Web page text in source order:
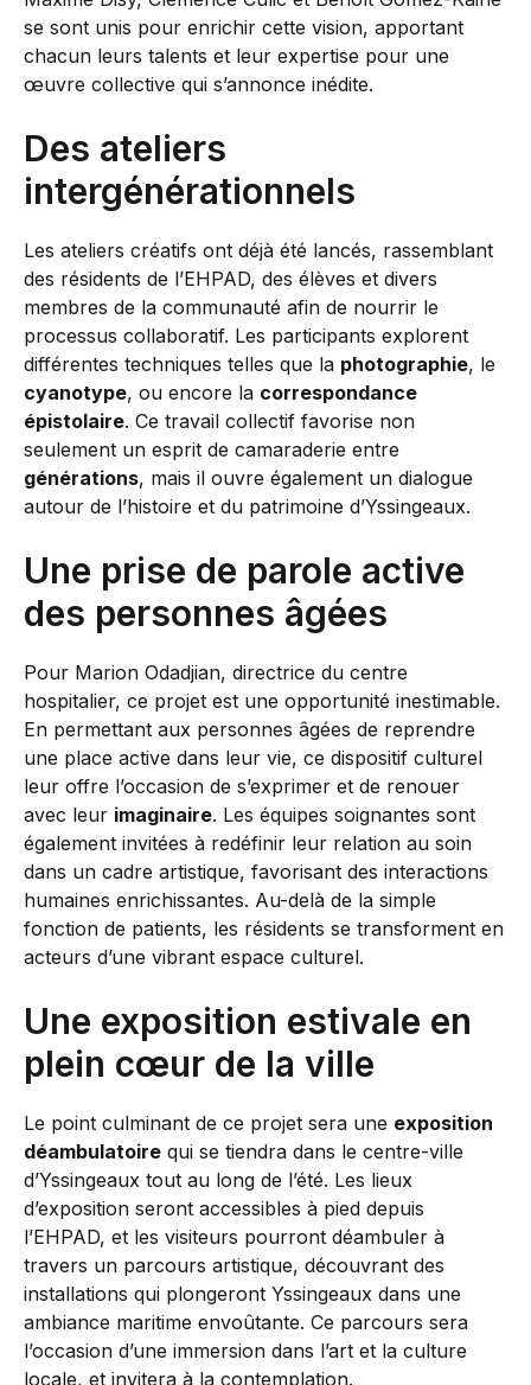
se sont unis pour enrichir cette vision, apportant
chacun leurs talents et leur expertise pour une
œuvre collective qui s’annonce inédite.
Des ateliers
intergénérationnels
Les ateliers créatifs ont déjà été lancés, rassemblant
des résidents de l’EHPAD, des élèves et divers
membres de la communauté afin de nourrir le
processus collaboratif. Les participants explorent
différentes techniques telles que la photographie, le
cyanotype, ou encore la correspondance
épistolaire. Ce travail collectif favorise non
seulement un esprit de camaraderie entre
générations, mais il ouvre également un dialogue
autour de l’histoire et du patrimoine d’Yssingeaux.
Une prise de parole active
des personnes âgées
Pour Marion Odadjian, directrice du centre
hospitalier, ce projet est une opportunité inestimable.
En permettant aux personnes âgées de reprendre
une place active dans leur vie, ce dispositif culturel
leur offre l’occasion de s’exprimer et de renouer
avec leur imaginaire. Les équipes soignantes sont
également invitées à redéfinir leur relation au soin
dans un cadre artistique, favorisant des interactions
humaines enrichissantes. Au-delà de la simple
fonction de patients, les résidents se transforment en
acteurs d’une vibrant espace culturel.
Une exposition estivale en
plein cœur de la ville
Le point culminant de ce projet sera une exposition
déambulatoire qui se tiendra dans le centre-ville
d’Yssingeaux tout au long de l’été. Les lieux
d’exposition seront accessibles à pied depuis
l’EHPAD, et les visiteurs pourront déambuler à
travers un parcours artistique, découvrant des
installations qui plongeront Yssingeaux dans une
ambiance maritime envoûtante. Ce parcours sera
l’occasion d’une immersion dans l’art et la culture
locale, et invitera à la contemplation.